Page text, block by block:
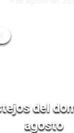
del
agosto